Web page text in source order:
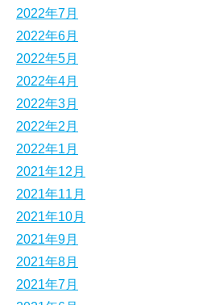
2022年7月
2022年6月
2022年5月
2022年4月
2022年3月
2022年2月
2022年1月
2021年12月
2021年11月
2021年10月
2021年9月
2021年8月
2021年7月